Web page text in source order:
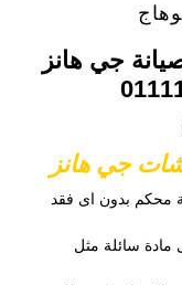
جي هانز
محكم بدون اى فقد
مادة سائلة مثل